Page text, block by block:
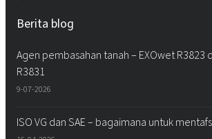
Berita blog
Agen pembasahan tanah – EXOwet R3823
R3831
9-07-2026
ISO VG dan SAE – bagaimana untuk